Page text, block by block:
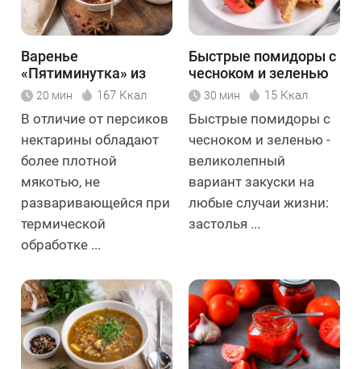
Варенье
«Пятиминутка» из
нектаринов
20 мин 167 Ккал
В отличие от персиков
нектарины обладают
более плотной
мякотью, не
разваривающейся при
термической
обработке ...
Быстрые помидоры с
чесноком и зеленью
30 мин 15 Ккал
Быстрые помидоры с
чесноком и зеленью -
великолепный
вариант закуски на
любые случаи жизни:
застолья ...